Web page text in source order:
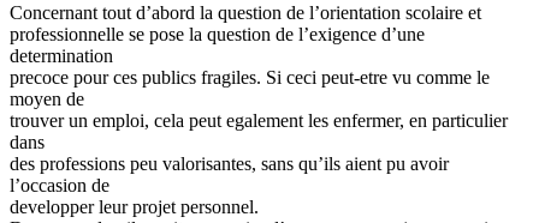
Concernant tout d’abord la question de l’orientation scolaire et
professionnelle se pose la question de l’exigence d’une
determination
precoce pour ces publics fragiles. Si ceci peut-etre vu comme le
moyen de
trouver un emploi, cela peut egalement les enfermer, en particulier
dans
des professions peu valorisantes, sans qu’ils aient pu avoir
l’occasion de
developper leur projet personnel.